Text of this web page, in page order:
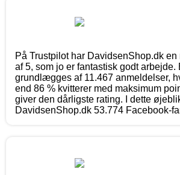
På Trustpilot har DavidsenShop.dk en
af 5, som jo er fantastisk godt arbejde.
grundlægges af 11.467 anmeldelser,
end 86 % kvitterer med maksimum
giver den dårligste rating. I dette
DavidsenShop.dk 53.774 Facebook-